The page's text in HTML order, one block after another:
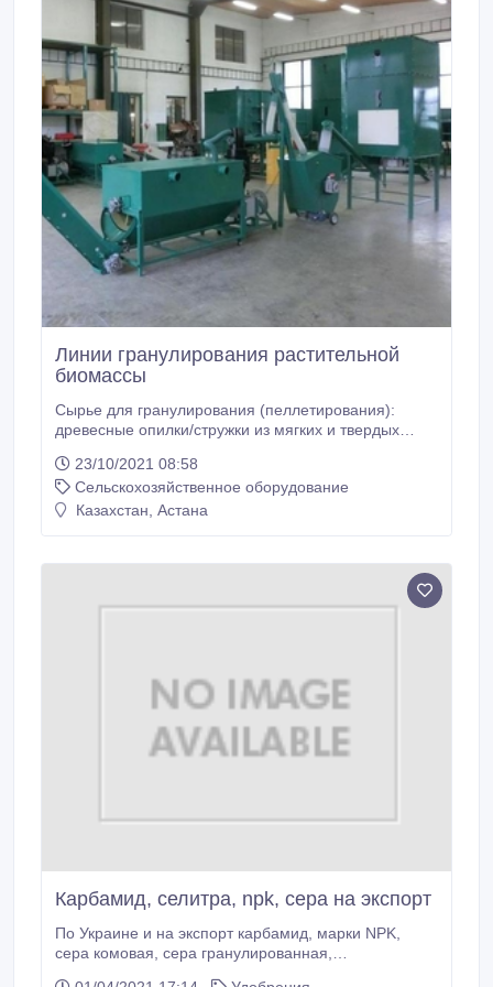
Линии гранулирования растительной
биомассы
Сырье для гранулирования (пеллетирования):
древесные опилки/стружки из мягких и твердых
полова, солома/сено зерновых и других культур,
премиксы, комбикорма/корма, и кормовые смеси,
хмель, камыш, овечья шерсть, куриный помет,
23/10/2021 08:58
Сельскохозяйственное оборудование
Казахстан, Астана
Карбамид, селитра, npk, сера на экспорт
По Украине и на экспорт карбамид, марки NPK,
сера комовая, сера гранулированная,